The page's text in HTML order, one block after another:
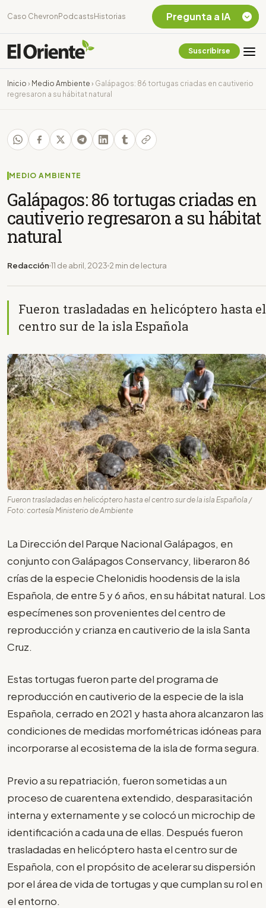
Caso Chevron Podcasts Historias
Suscribirse
Inicio › Medio Ambiente › Galápagos: 86 tortugas criadas en cautiverio
regresaron a su hábitat natural
MEDIO AMBIENTE
Galápagos: 86 tortugas criadas en
cautiverio regresaron a su hábitat
natural
Redacción 11 de abril, 2023 2 min de lectura
Fueron trasladadas en helicóptero hasta el
centro sur de la isla Española
Fueron trasladadas en helicóptero hasta el centro sur de la isla Española /
Foto: cortesía Ministerio de Ambiente
La Dirección del Parque Nacional Galápagos, en
conjunto con Galápagos Conservancy, liberaron 86
crías de la especie Chelonidis hoodensis de la isla
Española, de entre 5 y 6 años, en su hábitat natural. Los
especímenes son provenientes del centro de
reproducción y crianza en cautiverio de la isla Santa
Cruz.
Estas tortugas fueron parte del programa de
reproducción en cautiverio de la especie de la isla
Española, cerrado en 2021 y hasta ahora alcanzaron las
condiciones de medidas morfométricas idóneas para
incorporarse al ecosistema de la isla de forma segura.
Previo a su repatriación, fueron sometidas a un
proceso de cuarentena extendido, desparasitación
interna y externamente y se colocó un microchip de
identificación a cada una de ellas. Después fueron
trasladadas en helicóptero hasta el centro sur de
Española, con el propósito de acelerar su dispersión
por el área de vida de tortugas y que cumplan su rol en
el entorno.
Pregunta a IA
Chevron Ecuador